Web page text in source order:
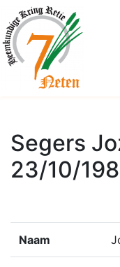
Segers
23/10/
Naam